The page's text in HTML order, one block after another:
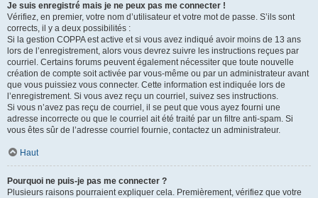
Je suis enregistré mais je ne peux pas me connecter !
Vérifiez, en premier, votre nom d’utilisateur et votre mot de passe. S’ils sont
corrects, il y a deux possibilités :
Si la gestion COPPA est active et si vous avez indiqué avoir moins de 13 ans
lors de l’enregistrement, alors vous devrez suivre les instructions reçues par
courriel. Certains forums peuvent également nécessiter que toute nouvelle
création de compte soit activée par vous-même ou par un administrateur avant
que vous puissiez vous connecter. Cette information est indiquée lors de
l’enregistrement. Si vous avez reçu un courriel, suivez ses instructions.
Si vous n’avez pas reçu de courriel, il se peut que vous ayez fourni une
adresse incorrecte ou que le courriel ait été traité par un filtre anti-spam. Si
vous êtes sûr de l’adresse courriel fournie, contactez un administrateur.
Haut
Pourquoi ne puis-je pas me connecter ?
Plusieurs raisons pourraient expliquer cela. Premièrement, vérifiez que votre